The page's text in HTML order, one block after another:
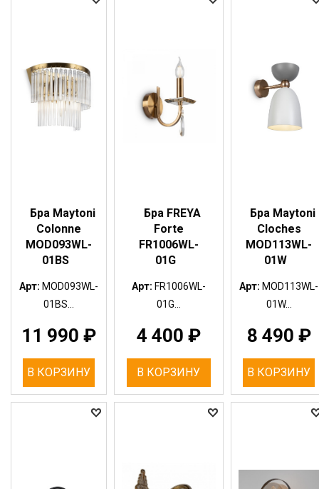
Бра Maytoni
Colonne
MOD093WL-
01BS
Арт: MOD093WL-
01BS...
11 990 ₽
В КОРЗИНУ
Бра FREYA
Forte
FR1006WL-
01G
Арт: FR1006WL-
01G...
4 400 ₽
В КОРЗИНУ
Бра Maytoni
Cloches
MOD113WL-
01W
Арт: MOD113WL-
01W...
8 490 ₽
В КОРЗИНУ